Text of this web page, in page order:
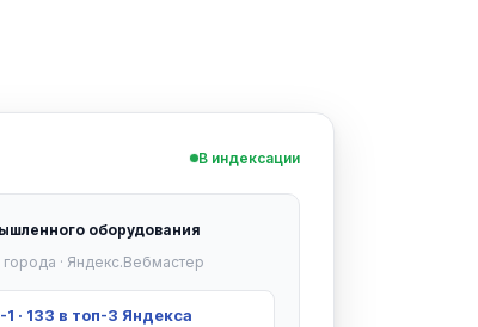
В индексации
оборудования
города · Яндекс.Вебмастер
· 133 в топ-3 Яндекса